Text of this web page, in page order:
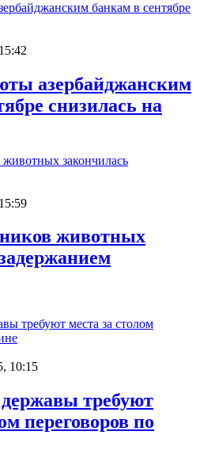
азербайджанским
снизилась на
животных
10:15
требуют
переговоров по